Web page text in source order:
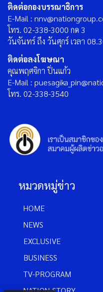
ติดต่อกองบรรณาธิการ
E-Mail :
โทร. 02-338-3000 กด 3
วันจันทร์ ถึง วันศุกร์ เวลา
ติดต่อลงโฆษณา
คุณพฤศจิกา ปิ่นแก้ว
E-Mail :
โทร. 02-338-3540
หมวดหมู่ข่าว
HOME
NEWS
EXCLUSIVE
BUSINESS
TV-PROGRAM